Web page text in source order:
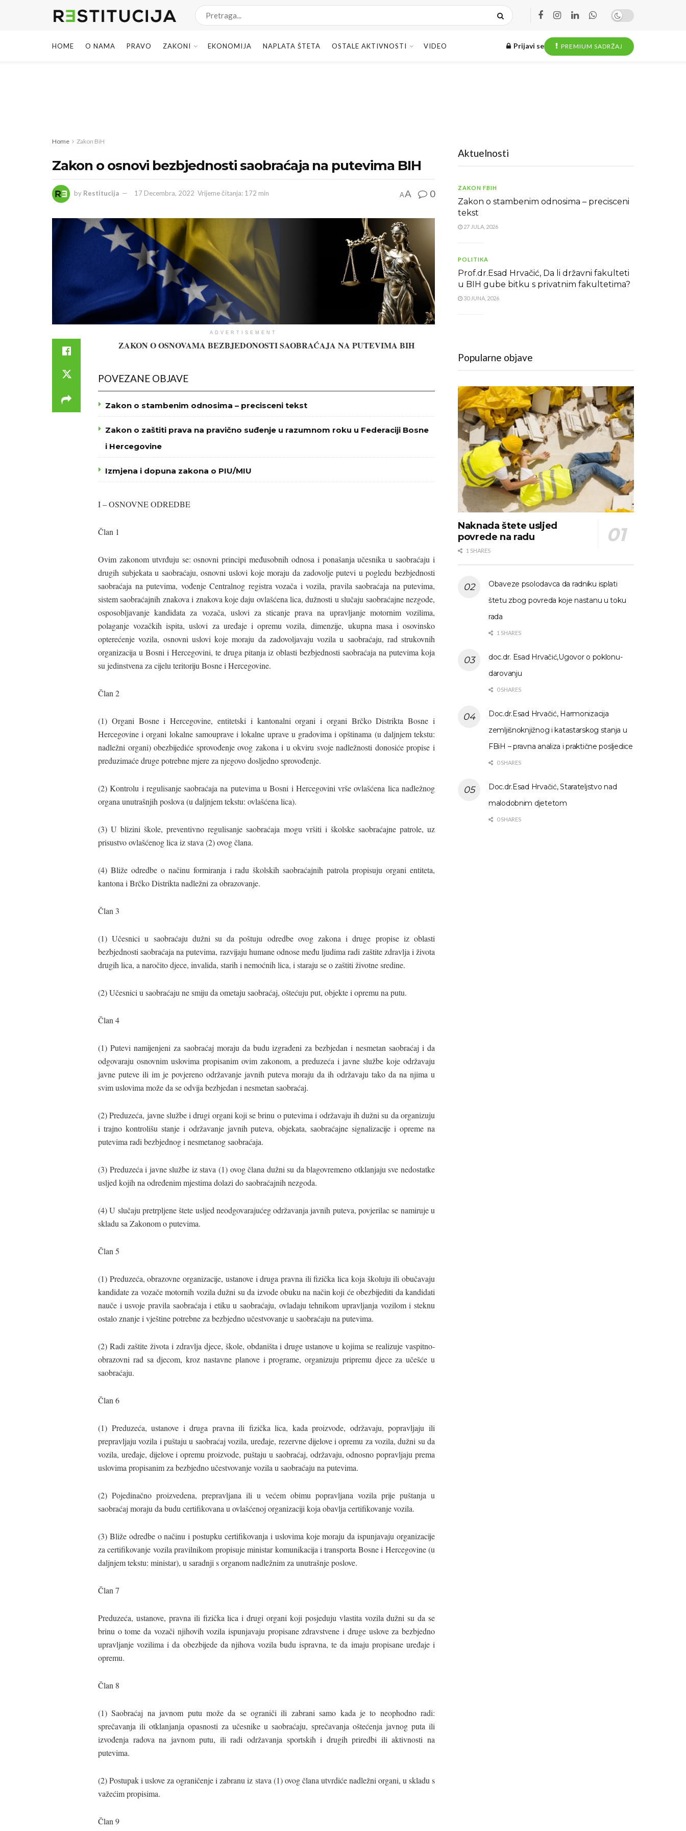
HOME O NAMA PRAVO ZAKONI EKONOMIJA NAPLATA ŠTETA OSTALE AKTIVNOSTI VIDEO Prijavi se PREMIUM SADRŽAJ
Home Zakon BiH
Zakon o osnovi bezbjednosti saobraćaja na putevima BIH
by Restitucija 17 Decembra, 2022 Vrijeme čitanja: 172 min AA 0
ADVERTISEMENT
ZAKON O OSNOVAMA BEZBJEDONOSTI SAOBRAĆAJA NA PUTEVIMA BIH
POVEZANE OBJAVE
Zakon o stambenim odnosima – precisceni tekst
Zakon o zaštiti prava na pravično suđenje u razumnom roku u Federaciji Bosne
i Hercegovine
Izmjena i dopuna zakona o PIU/MIU
I – OSNOVNE ODREDBE
Član 1
Ovim zakonom utvrđuju se: osnovni principi međusobnih odnosa i ponašanja učesnika u saobraćaju i
drugih subjekata u saobraćaju, osnovni uslovi koje moraju da zadovolje putevi u pogledu bezbjednosti
saobraćaja na putevima, vođenje Centralnog registra vozača i vozila, pravila saobraćaja na putevima,
sistem saobraćajnih znakova i znakova koje daju ovlašćena lica, dužnosti u slučaju saobraćajne nezgode,
osposobljavanje kandidata za vozača, uslovi za sticanje prava na upravljanje motornim vozilima,
polaganje vozačkih ispita, uslovi za uređaje i opremu vozila, dimenzije, ukupna masa i osovinsko
opterećenje vozila, osnovni uslovi koje moraju da zadovoljavaju vozila u saobraćaju, rad strukovnih
organizacija u Bosni i Hercegovini, te druga pitanja iz oblasti bezbjednosti saobraćaja na putevima koja
su jedinstvena za cijelu teritoriju Bosne i Hercegovine.
Član 2
(1) Organi Bosne i Hercegovine, entitetski i kantonalni organi i organi Brčko Distrikta Bosne i
Hercegovine i organi lokalne samouprave i lokalne uprave u gradovima i opštinama (u daljnjem tekstu:
nadležni organi) obezbijediće sprovođenje ovog zakona i u okviru svoje nadležnosti donosiće propise i
preduzimaće druge potrebne mjere za njegovo dosljedno sprovođenje.
(2) Kontrolu i regulisanje saobraćaja na putevima u Bosni i Hercegovini vrše ovlašćena lica nadležnog
organa unutrašnjih poslova (u daljnjem tekstu: ovlašćena lica).
(3) U blizini škole, preventivno regulisanje saobraćaja mogu vršiti i školske saobraćajne patrole, uz
prisustvo ovlašćenog lica iz stava (2) ovog člana.
(4) Bliže odredbe o načinu formiranja i radu školskih saobraćajnih patrola propisuju organi entiteta,
kantona i Brčko Distrikta nadležni za obrazovanje.
Član 3
(1) Učesnici u saobraćaju dužni su da poštuju odredbe ovog zakona i druge propise iz oblasti
bezbjednosti saobraćaja na putevima, razvijaju humane odnose među ljudima radi zaštite zdravlja i života
drugih lica, a naročito djece, invalida, starih i nemoćnih lica, i staraju se o zaštiti životne sredine.
(2) Učesnici u saobraćaju ne smiju da ometaju saobraćaj, oštećuju put, objekte i opremu na putu.
Član 4
(1) Putevi namijenjeni za saobraćaj moraju da budu izgrađeni za bezbjedan i nesmetan saobraćaj i da
odgovaraju osnovnim uslovima propisanim ovim zakonom, a preduzeća i javne službe koje održavaju
javne puteve ili im je povjereno održavanje javnih puteva moraju da ih održavaju tako da na njima u
svim uslovima može da se odvija bezbjedan i nesmetan saobraćaj.
(2) Preduzeća, javne službe i drugi organi koji se brinu o putevima i održavaju ih dužni su da organizuju
i trajno kontrolišu stanje i održavanje javnih puteva, objekata, saobraćajne signalizacije i opreme na
putevima radi bezbjednog i nesmetanog saobraćaja.
(3) Preduzeća i javne službe iz stava (1) ovog člana dužni su da blagovremeno otklanjaju sve nedostatke
usljed kojih na određenim mjestima dolazi do saobraćajnih nezgoda.
(4) U slučaju pretrpljene štete usljed neodgovarajućeg održavanja javnih puteva, povjerilac se namiruje u
skladu sa Zakonom o putevima.
Član 5
(1) Preduzeća, obrazovne organizacije, ustanove i druga pravna ili fizička lica koja školuju ili obučavaju
kandidate za vozače motornih vozila dužni su da izvode obuku na način koji će obezbijediti da kandidati
nauče i usvoje pravila saobraćaja i etiku u saobraćaju, ovladaju tehnikom upravljanja vozilom i steknu
ostalo znanje i vještine potrebne za bezbjedno učestvovanje u saobraćaju na putevima.
(2) Radi zaštite života i zdravlja djece, škole, obdaništa i druge ustanove u kojima se realizuje vaspitno-
obrazovni rad sa djecom, kroz nastavne planove i programe, organizuju pripremu djece za učešće u
saobraćaju.
Član 6
(1) Preduzeća, ustanove i druga pravna ili fizička lica, kada proizvode, održavaju, popravljaju ili
prepravljaju vozila i puštaju u saobraćaj vozila, uređaje, rezervne dijelove i opremu za vozila, dužni su da
vozila, uređaje, dijelove i opremu proizvode, puštaju u saobraćaj, održavaju, odnosno popravljaju prema
uslovima propisanim za bezbjedno učestvovanje vozila u saobraćaju na putevima.
(2) Pojedinačno proizvedena, prepravljana ili u većem obimu popravljana vozila prije puštanja u
saobraćaj moraju da budu certifikovana u ovlašćenoj organizaciji koja obavlja certifikovanje vozila.
(3) Bliže odredbe o načinu i postupku certifikovanja i uslovima koje moraju da ispunjavaju organizacije
za certifikovanje vozila pravilnikom propisuje ministar komunikacija i transporta Bosne i Hercegovine (u
daljnjem tekstu: ministar), u saradnji s organom nadležnim za unutrašnje poslove.
Član 7
Preduzeća, ustanove, pravna ili fizička lica i drugi organi koji posjeduju vlastita vozila dužni su da se
brinu o tome da vozači njihovih vozila ispunjavaju propisane zdravstvene i druge uslove za bezbjedno
upravljanje vozilima i da obezbijede da njihova vozila budu ispravna, te da imaju propisane uređaje i
opremu.
Član 8
(1) Saobraćaj na javnom putu može da se ograniči ili zabrani samo kada je to neophodno radi:
sprečavanja ili otklanjanja opasnosti za učesnike u saobraćaju, sprečavanja oštećenja javnog puta ili
izvođenja radova na javnom putu, ili radi održavanja sportskih i drugih priredbi ili aktivnosti na
putevima.
(2) Postupak i uslove za ograničenje i zabranu iz stava (1) ovog člana utvrdiće nadležni organi, u skladu s
važećim propisima.
Član 9
Aktuelnosti
ZAKON FBIH
Zakon o stambenim odnosima – precisceni
tekst
27 JULA, 2026
POLITIKA
Prof.dr.Esad Hrvačić, Da li državni fakulteti
u BIH gube bitku s privatnim fakultetima?
30 JUNA, 2026
Popularne objave
Naknada štete usljed
povrede na radu
1 SHARES
Obaveze psolodavca da radniku isplati
štetu zbog povreda koje nastanu u toku
rada
1 SHARES
doc.dr. Esad Hrvačić,Ugovor o poklonu-
darovanju
0 SHARES
Doc.dr.Esad Hrvačić, Harmonizacija
zemljišnoknjižnog i katastarskog stanja u
FBiH – pravna analiza i praktične posljedice
0 SHARES
Doc.dr.Esad Hrvačić, Starateljstvo nad
malodobnim djetetom
0 SHARES